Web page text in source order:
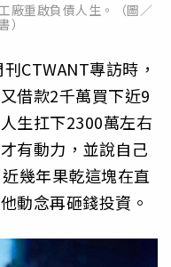
廠重啟負債人生。（圖／
）
CTWANT專訪時，
借款2千萬買下近9
生扛下2300萬左右
有動力，並說自己
幾年果乾這塊在直
動念再砸錢投資。